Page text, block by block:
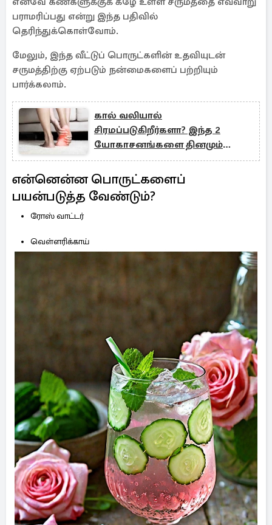
பராமரிப்பது என்று இந்த பதிவில்
தெரிந்துக்கொள்வோம்.
மேலும், இந்த வீட்டுப் பொருட்களின் உதவியுடன்
சருமத்திற்கு ஏற்படும் நன்மைகளைப் பற்றியும்
பார்க்கலாம்.
கால் வலியால்
சிரமப்படுகிறீர்களா? இந்த 2
யோகாசனங்களை தினமும்
செய்யுங்கள்
என்னென்ன பொருட்களைப்
பயன்படுத்த வேண்டும்?
ரோஸ் வாட்டர்
வெள்ளரிக்காய்